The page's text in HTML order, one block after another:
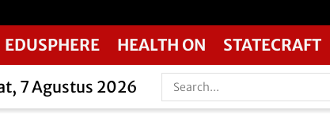
EDUSPHERE HEALTH ON STATECRAFT
7 Agustus 2026